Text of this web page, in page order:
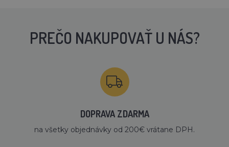
PREČO NAKUPOVAŤ U NÁS?
DOPRAVA ZDARMA
na všetky objednávky od 200€ vrátane DPH.